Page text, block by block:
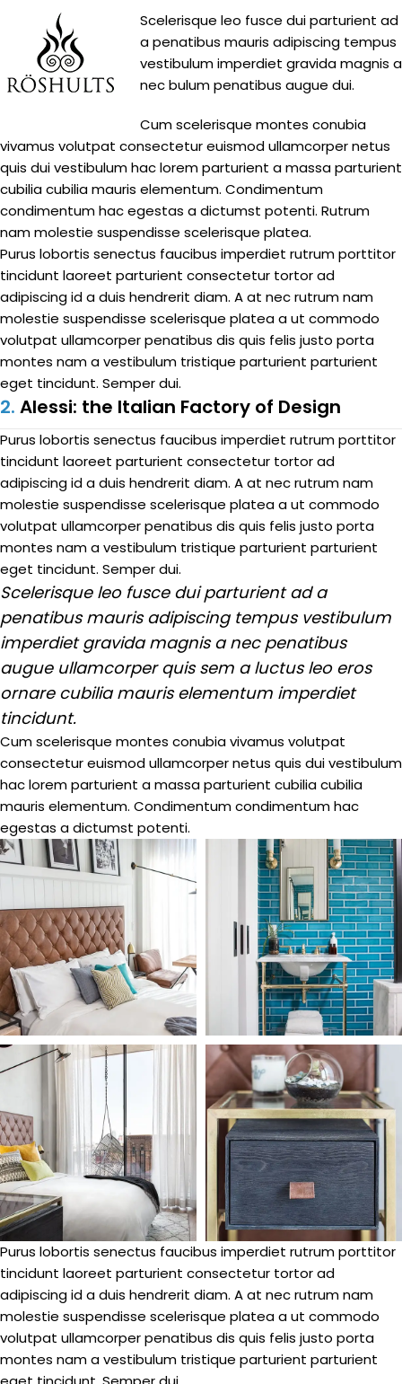
Scelerisque leo fusce dui parturient ad
a penatibus mauris adipiscing tempus
vestibulum imperdiet gravida magnis a
nec bulum penatibus augue dui.
Cum scelerisque montes conubia
vivamus volutpat consectetur euismod ullamcorper netus
quis dui vestibulum hac lorem parturient a massa parturient
cubilia cubilia mauris elementum. Condimentum
condimentum hac egestas a dictumst potenti. Rutrum
nam molestie suspendisse scelerisque platea.
Purus lobortis senectus faucibus imperdiet rutrum porttitor
tincidunt laoreet parturient consectetur tortor ad
adipiscing id a duis hendrerit diam. A at nec rutrum nam
molestie suspendisse scelerisque platea a ut commodo
volutpat ullamcorper penatibus dis quis felis justo porta
montes nam a vestibulum tristique parturient parturient
eget tincidunt. Semper dui.
2. Alessi: the Italian Factory of Design
Purus lobortis senectus faucibus imperdiet rutrum porttitor
tincidunt laoreet parturient consectetur tortor ad
adipiscing id a duis hendrerit diam. A at nec rutrum nam
molestie suspendisse scelerisque platea a ut commodo
volutpat ullamcorper penatibus dis quis felis justo porta
montes nam a vestibulum tristique parturient parturient
eget tincidunt. Semper dui.
Scelerisque leo fusce dui parturient ad a
penatibus mauris adipiscing tempus vestibulum
imperdiet gravida magnis a nec penatibus
augue ullamcorper quis sem a luctus leo eros
ornare cubilia mauris elementum imperdiet
tincidunt.
Cum scelerisque montes conubia vivamus volutpat
consectetur euismod ullamcorper netus quis dui vestibulum
hac lorem parturient a massa parturient cubilia cubilia
mauris elementum. Condimentum condimentum hac
egestas a dictumst potenti.
Purus lobortis senectus faucibus imperdiet rutrum porttitor
tincidunt laoreet parturient consectetur tortor ad
adipiscing id a duis hendrerit diam. A at nec rutrum nam
molestie suspendisse scelerisque platea a ut commodo
volutpat ullamcorper penatibus dis quis felis justo porta
montes nam a vestibulum tristique parturient parturient